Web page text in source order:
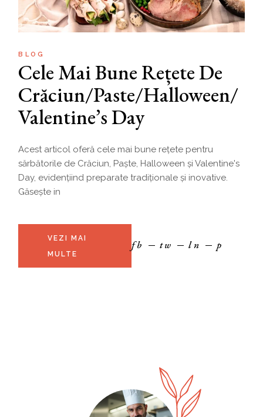
BLOG
Cele Mai Bune Rețete De
Crăciun/Paste/Halloween/
Valentine’s Day
Acest articol oferă cele mai bune rețete pentru
sărbătorile de Crăciun, Paște, Halloween și Valentine's
Day, evidențiind preparate tradiționale și inovative.
Găsește in
VEZI MAI
MULTE
fb tw ln p